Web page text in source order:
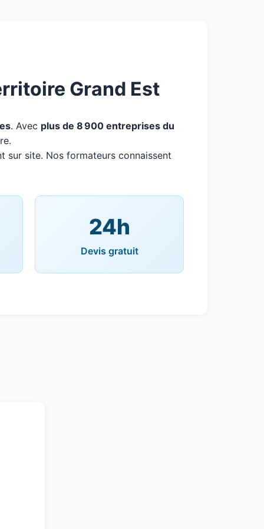
Grand Est
. Avec plus de 8 900 entreprises du
sur site. Nos formateurs connaissent
24h
Devis gratuit